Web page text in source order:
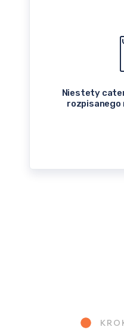
Niestety
rozpisanego